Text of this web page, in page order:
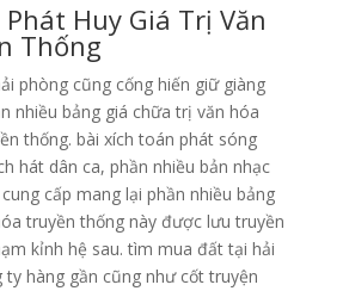
Huy Giá Trị Văn
Thống
phòng cũng cống hiến giữ giàng
nhiều bảng giá chữa trị văn hóa
thống. bài xích toán phát sóng
hát dân ca, phần nhiều bản nhạc
cấp mang lại phần nhiều bảng
truyền thống này được lưu truyền
kỉnh hệ sau. tìm mua đất tại hải
hàng gần cũng như cốt truyện